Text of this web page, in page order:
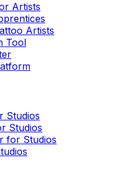
Artists
Artists
Tool
Studios
Studios
for Studios